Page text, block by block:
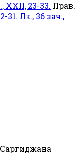
XXII, 23-33. Прав.
31. Лк., 36 зач.,